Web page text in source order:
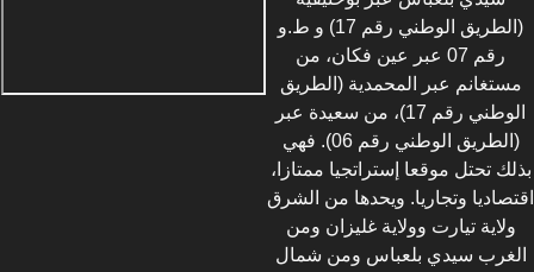
(الطريق الوطني رقم 17) و ط.و
رقم 07 عبر عين فكان، من
مستغانم عبر المحمدية (الطريق
الوطني رقم 17)، من سعيدة عبر
(الطريق الوطني رقم 06). فهي
بذلك تحتل موقعا إستراتجيا ممتازا،
اقتصاديا وتجاريا. ويحدها من الشرق
ولاية تيارت وولاية غليزان ومن
الغرب سيدي بلعباس ومن شمال